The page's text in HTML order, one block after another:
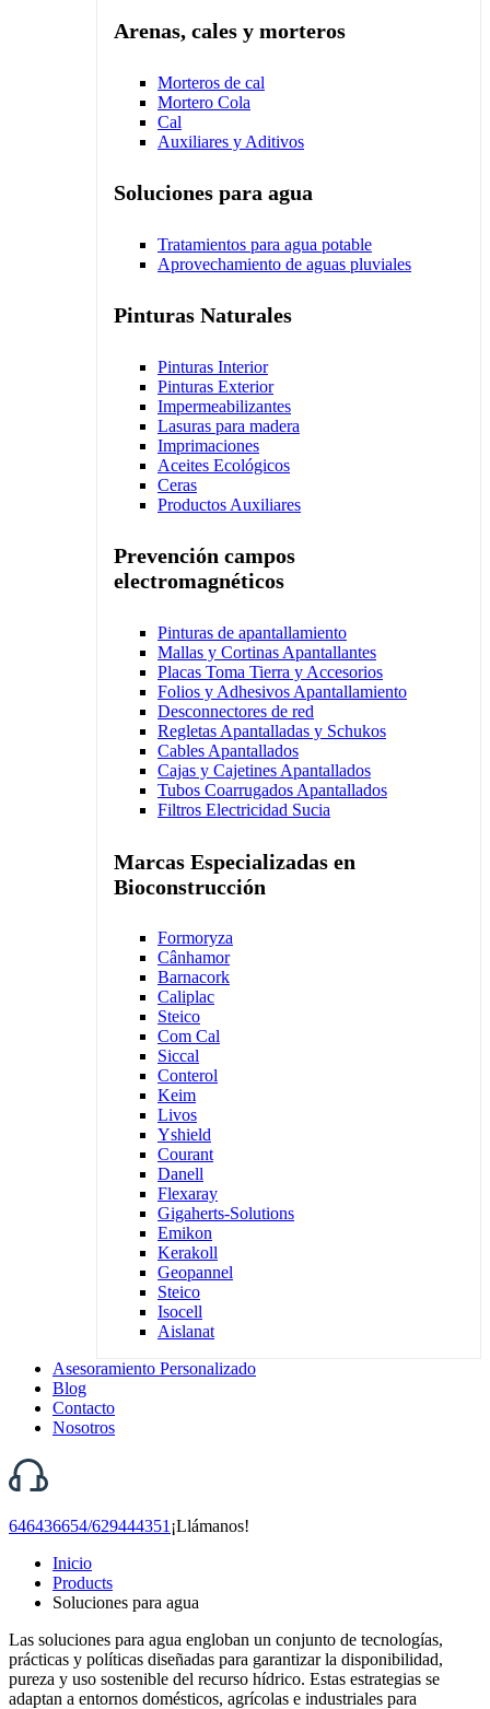
Arenas, cales y morteros
Morteros de cal
Mortero Cola
Cal
Auxiliares y Aditivos
Soluciones para agua
Tratamientos para agua potable
Aprovechamiento de aguas pluviales
Pinturas Naturales
Pinturas Interior
Pinturas Exterior
Impermeabilizantes
Lasuras para madera
Imprimaciones
Aceites Ecológicos
Ceras
Productos Auxiliares
Prevención campos
electromagnéticos
Pinturas de apantallamiento
Mallas y Cortinas Apantallantes
Placas Toma Tierra y Accesorios
Folios y Adhesivos Apantallamiento
Desconnectores de red
Regletas Apantalladas y Schukos
Cables Apantallados
Cajas y Cajetines Apantallados
Tubos Coarrugados Apantallados
Filtros Electricidad Sucia
Marcas Especializadas en
Bioconstrucción
Formoryza
Cânhamor
Barnacork
Caliplac
Steico
Com Cal
Siccal
Conterol
Keim
Livos
Yshield
Courant
Danell
Flexaray
Gigaherts-Solutions
Emikon
Kerakoll
Geopannel
Steico
Isocell
Aislanat
Asesoramiento Personalizado
Blog
Contacto
Nosotros
646436654/629444351 ¡Llámanos!
Inicio
Products
Soluciones para agua
Las soluciones para agua engloban un conjunto de tecnologías,
prácticas y políticas diseñadas para garantizar la disponibilidad,
pureza y uso sostenible del recurso hídrico. Estas estrategias se
adaptan a entornos domésticos, agrícolas e industriales para